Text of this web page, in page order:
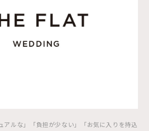
アルな」「負担が少ない」「お気に入りを持込